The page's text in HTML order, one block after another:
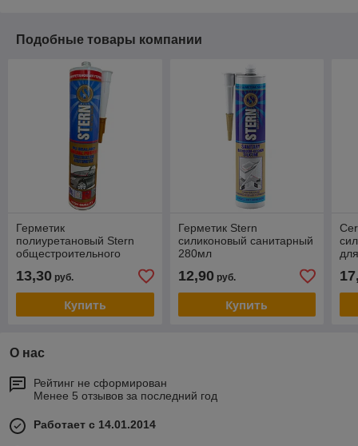
Подобные товары компании
Герметик
полиуретановый Stern
общестроительного
13,30 руб.
Купить
Герметик Stern
силиконовый санитарный
280мл
12,90руб.
Купить
О нас
Рейтинг не сформирован
Менее 5 отзывов за последний год
Работает с 14.01.2014